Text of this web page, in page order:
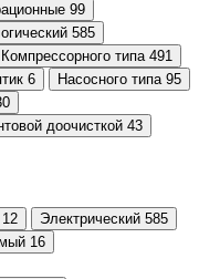
99
585
Компрессорного типа 491
6 Насосного типа 95
доочисткой 43
12 Электрический 585
16